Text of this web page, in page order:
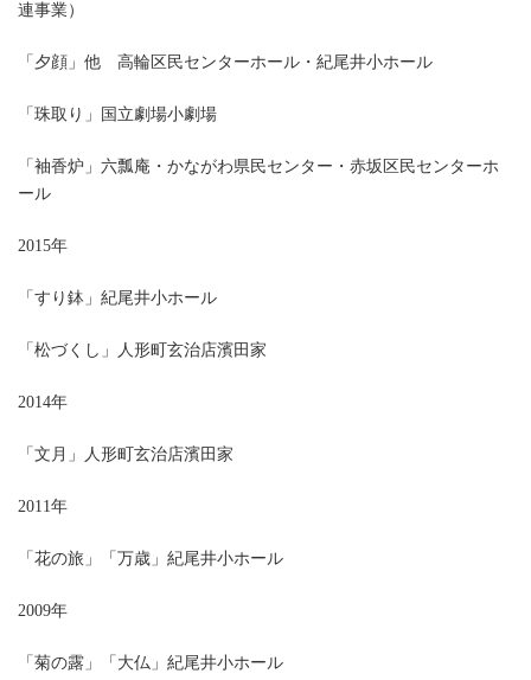
連事業）
「夕顔」他 高輪区民センターホール・紀尾井小ホール
「珠取り」国立劇場小劇場
「袖香炉」六瓢庵・かながわ県民センター・赤坂区民センターホ
ール
2015年
「すり鉢」紀尾井小ホール
「松づくし」人形町玄治店濱田家
2014年
「文月」人形町玄治店濱田家
2011年
「花の旅」「万歳」紀尾井小ホール
2009年
「菊の露」「大仏」紀尾井小ホール